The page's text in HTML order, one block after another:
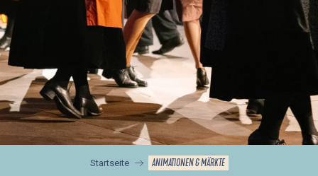
Startseite ANIMATIONEN & MÄRKTE